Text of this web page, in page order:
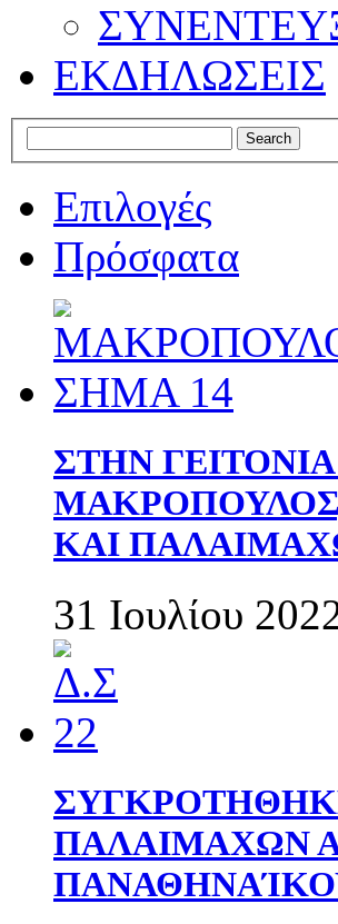
ΕΚΔΗΛΩΣΕΙΣ
Επιλογές
Πρόσφατα
ΣΤΗΝ
ΚΑΙ
31 Ιουλίου
ΠΑΛΑΙΜΑΧΩΝ